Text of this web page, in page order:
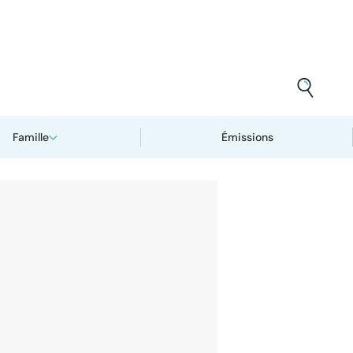
Famille Émissions